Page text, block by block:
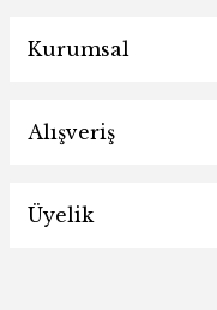
Kurumsal
Alışveriş
Üyelik